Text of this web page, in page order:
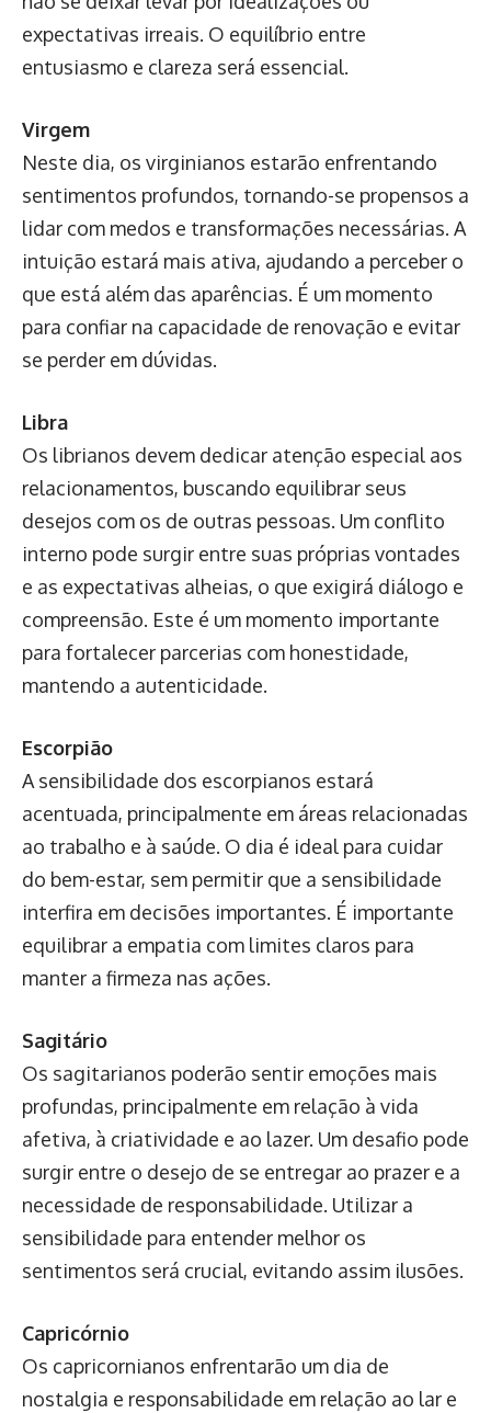
expectativas irreais. O equilíbrio entre
entusiasmo e clareza será essencial.
Virgem
Neste dia, os virginianos estarão enfrentando
sentimentos profundos, tornando-se propensos a
lidar com medos e transformações necessárias. A
intuição estará mais ativa, ajudando a perceber o
que está além das aparências. É um momento
para confiar na capacidade de renovação e evitar
se perder em dúvidas.
Libra
Os librianos devem dedicar atenção especial aos
relacionamentos, buscando equilibrar seus
desejos com os de outras pessoas. Um conflito
interno pode surgir entre suas próprias vontades
e as expectativas alheias, o que exigirá diálogo e
compreensão. Este é um momento importante
para fortalecer parcerias com honestidade,
mantendo a autenticidade.
Escorpião
A sensibilidade dos escorpianos estará
acentuada, principalmente em áreas relacionadas
ao trabalho e à saúde. O dia é ideal para cuidar
do bem-estar, sem permitir que a sensibilidade
interfira em decisões importantes. É importante
equilibrar a empatia com limites claros para
manter a firmeza nas ações.
Sagitário
Os sagitarianos poderão sentir emoções mais
profundas, principalmente em relação à vida
afetiva, à criatividade e ao lazer. Um desafio pode
surgir entre o desejo de se entregar ao prazer e a
necessidade de responsabilidade. Utilizar a
sensibilidade para entender melhor os
sentimentos será crucial, evitando assim ilusões.
Capricórnio
Os capricornianos enfrentarão um dia de
nostalgia e responsabilidade em relação ao lar e